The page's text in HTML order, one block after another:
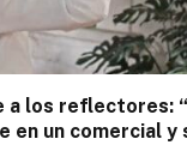
a los reflectores:
en un comercial y